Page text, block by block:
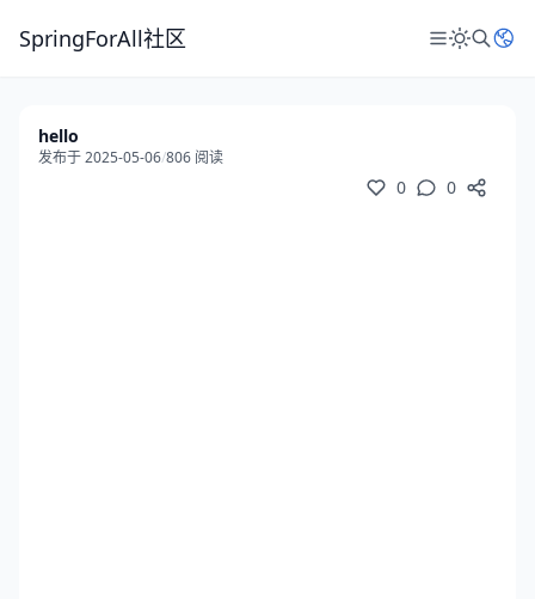
SpringForAll社区
hello
发布于 2025-05-06/806 阅读
0 0